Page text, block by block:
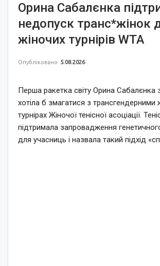
Орина Сабалєнка
недопуск транс*жінок
жіночих турнірів WTA
Опубліковано 5.08.2026
Перша ракетка світу Орина Сабалєнка
хотіла б змагатися з трансгендерними
турнірах Жіночої тенісної асоціації.
підтримала запровадження
для учасниць і назвала такий підхід